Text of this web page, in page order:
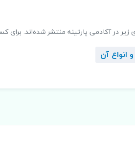
در آکادمی پارتینه منتشر شده‌اند. برای
آن